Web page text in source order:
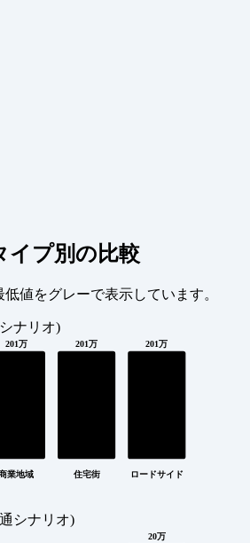
イプ別の比較
低値をグレーで表示しています。
ナリオ)
201万
業地域
201万
住宅街
201万
ロードサイド
シナリオ)
20万